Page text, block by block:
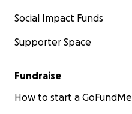
Social Impact Funds
Supporter Space
Fundraise
How to start a GoFundMe